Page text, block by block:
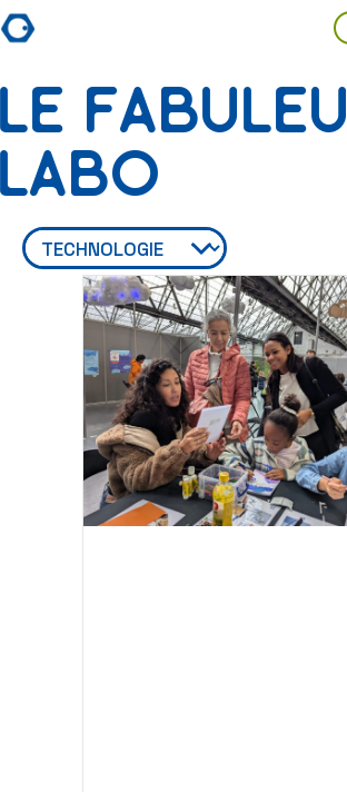
LE
LABO
Technologie
Select content